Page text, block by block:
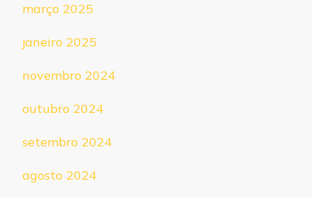
março 2025
janeiro 2025
novembro 2024
outubro 2024
setembro 2024
agosto 2024